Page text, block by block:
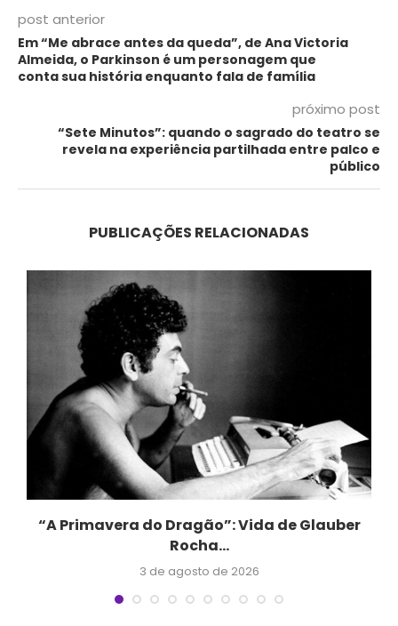
post anterior
Em “Me abrace antes da queda”, de Ana Victoria
Almeida, o Parkinson é um personagem que
conta sua história enquanto fala de família
próximo post
“Sete Minutos”: quando o sagrado do teatro se
revela na experiência partilhada entre palco e
público
PUBLICAÇÕES RELACIONADAS
“A Primavera do Dragão”: Vida de Glauber
Rocha...
3 de agosto de 2026